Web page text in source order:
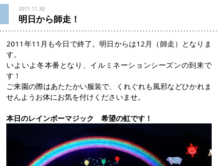
2011.11.30
明日から師走！
2011年11月も今日で終了。明日からは12月（師走）となりま
す。
いよいよ冬本番となり、イルミネーションシーズンの到来で
す！
ご来園の際はあたたかい服装で、くれぐれも風邪などひかれま
せんようお体にお気を付けくださいませ。
本日のレインボーマジック 希望の虹です！